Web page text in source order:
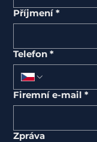
Příjmení *
Telefon *
Firemní e-mail *
Zpráva